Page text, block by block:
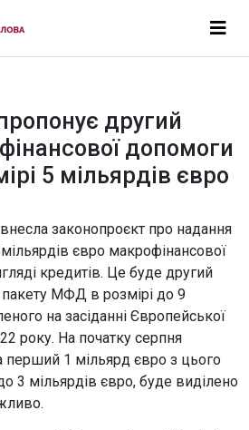
другий
допомоги
5 мільярдів євро
законопроєкт про надання
євро макрофінансової
кредитів. Це буде другий
МФД в розмірі до 9
на засіданні Європейської
року. На початку серпня
перший 1 мільярд євро з цього
3 мільярдів євро, буде виділено